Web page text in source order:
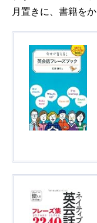
月置きに、書籍を